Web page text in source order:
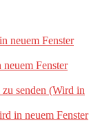
neuem Fenster
Fenster
senden (Wird in
in neuem Fenster